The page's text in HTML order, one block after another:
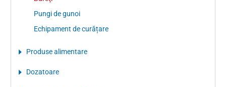
Pungi de gunoi
Echipament de curățare
Produse alimentare
Dozatoare